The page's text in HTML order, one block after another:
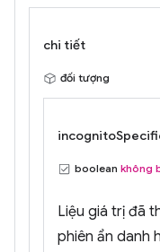
chi tiết
đối tượng
boolean không
Liệu giá trị đã
phiên ẩn danh